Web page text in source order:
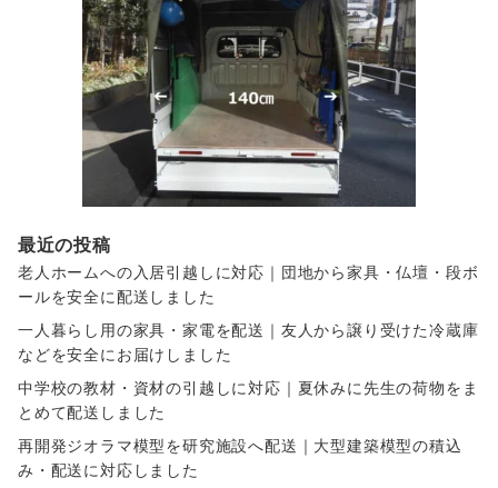
最近の投稿
老人ホームへの入居引越しに対応｜団地から家具・仏壇・段ボ
ールを安全に配送しました
一人暮らし用の家具・家電を配送｜友人から譲り受けた冷蔵庫
などを安全にお届けしました
中学校の教材・資材の引越しに対応｜夏休みに先生の荷物をま
とめて配送しました
再開発ジオラマ模型を研究施設へ配送｜大型建築模型の積込
み・配送に対応しました